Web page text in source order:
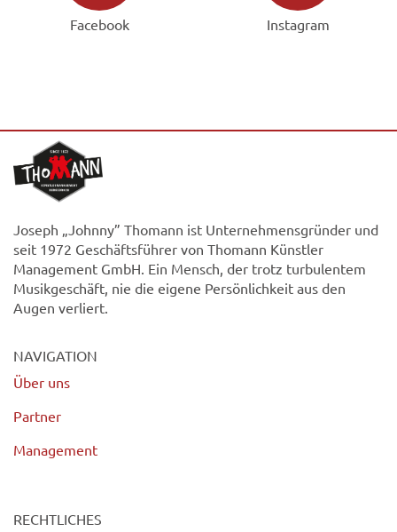
Facebook Instagram
Joseph „Johnny” Thomann ist Unternehmensgründer und
seit 1972 Geschäftsführer von Thomann Künstler
Management GmbH. Ein Mensch, der trotz turbulentem
Musikgeschäft, nie die eigene Persönlichkeit aus den
Augen verliert.
NAVIGATION
Über uns
Partner
Management
RECHTLICHES